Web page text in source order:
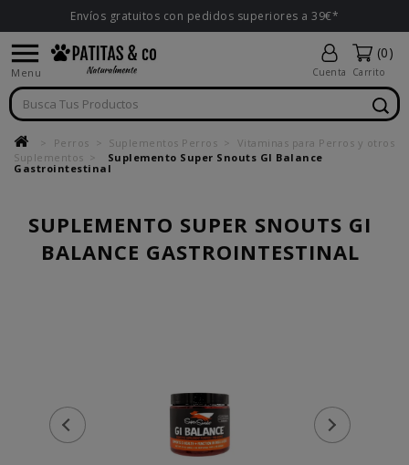
Envíos gratuitos con pedidos superiores a 39€*

Menu Cuenta
(0)
Carrito
Perros Suplementos Perros
Vitaminas para Perros y otros
Suplementos
Suplemento Super Snouts GI Balance
Gastrointestinal
SUPLEMENTO SUPER SNOUTS GI
BALANCE GASTROINTESTINAL